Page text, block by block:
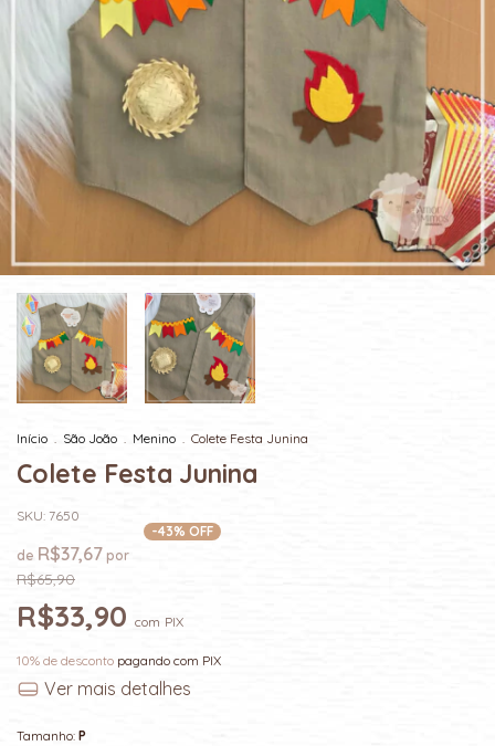
Início São João Menino Colete Festa Junina
Colete Festa Junina
SKU: 7650
R$37,67
-43% OFF
R$65,90
R$33,90 com PIX
10% de desconto pagando com PIX
Ver mais detalhes
Tamanho: P